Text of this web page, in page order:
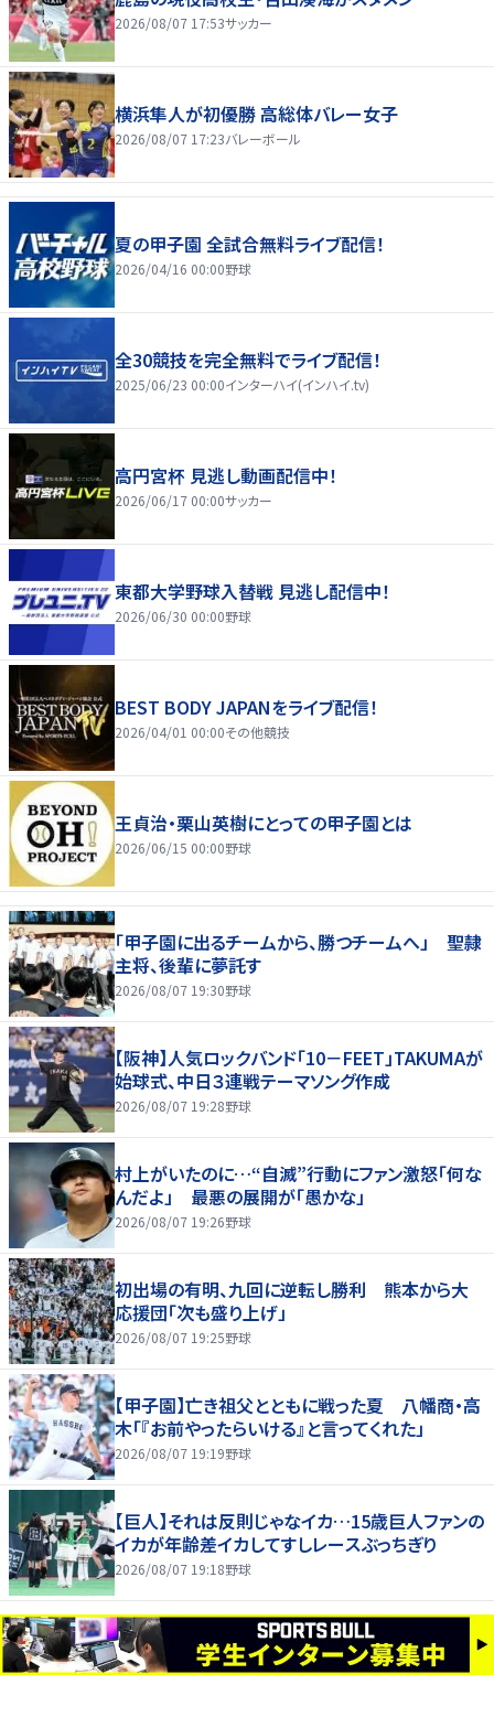
2026/08/07 17:53サッカー
横浜隼人が初優勝 高総体バレー女子
2026/08/07 17:23バレーボール
夏の甲子園 全試合無料ライブ配信！
2026/04/16 00:00野球
全30競技を完全無料でライブ配信！
2025/06/23 00:00インターハイ(インハイ.tv)
高円宮杯 見逃し動画配信中！
2026/06/17 00:00サッカー
東都大学野球入替戦 見逃し配信中！
2026/06/30 00:00野球
BEST BODY JAPANをライブ配信！
2026/04/01 00:00その他競技
王貞治・栗山英樹にとっての甲子園とは
2026/06/15 00:00野球
「甲子園に出るチームから、勝つチームへ」 聖隷
主将、後輩に夢託す
2026/08/07 19:30野球
【阪神】人気ロックバンド「10－FEET」TAKUMAが
始球式、中日３連戦テーマソング作成
2026/08/07 19:28野球
村上がいたのに…“自滅”行動にファン激怒「何な
んだよ」 最悪の展開が「愚かな」
2026/08/07 19:26野球
初出場の有明、九回に逆転し勝利 熊本から大
応援団「次も盛り上げ」
2026/08/07 19:25野球
【甲子園】亡き祖父とともに戦った夏 八幡商・高
木「『お前やったらいける』と言ってくれた」
2026/08/07 19:19野球
【巨人】それは反則じゃなイカ…15歳巨人ファンの
イカが年齢差イカしてすしレースぶっちぎり
2026/08/07 19:18野球